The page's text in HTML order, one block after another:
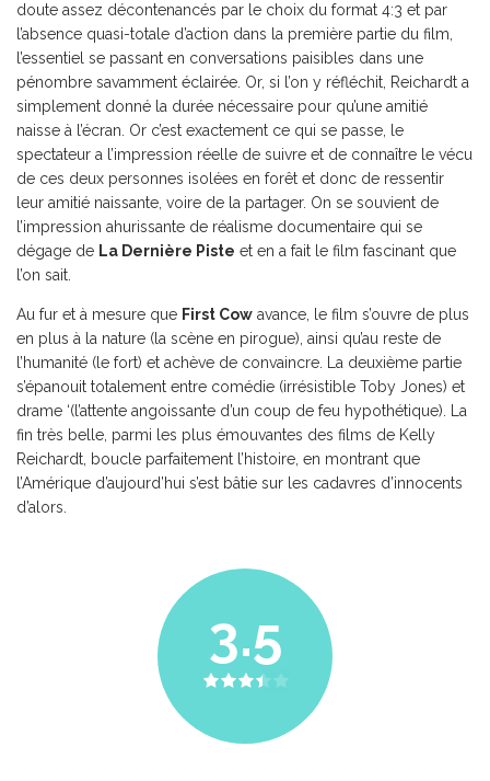
doute assez décontenancés par le choix du format 4:3 et par
l’absence quasi-totale d’action dans la première partie du film,
l’essentiel se passant en conversations paisibles dans une
pénombre savamment éclairée. Or, si l’on y réfléchit, Reichardt a
simplement donné la durée nécessaire pour qu’une amitié
naisse à l’écran. Or c’est exactement ce qui se passe, le
spectateur a l’impression réelle de suivre et de connaître le vécu
de ces deux personnes isolées en forêt et donc de ressentir
leur amitié naissante, voire de la partager. On se souvient de
l’impression ahurissante de réalisme documentaire qui se
dégage de La Dernière Piste et en a fait le film fascinant que
l’on sait.
Au fur et à mesure que First Cow avance, le film s’ouvre de plus
en plus à la nature (la scène en pirogue), ainsi qu’au reste de
l’humanité (le fort) et achève de convaincre. La deuxième partie
s’épanouit totalement entre comédie (irrésistible Toby Jones) et
drame ‘(l’attente angoissante d’un coup de feu hypothétique). La
fin très belle, parmi les plus émouvantes des films de Kelly
Reichardt, boucle parfaitement l’histoire, en montrant que
l’Amérique d’aujourd’hui s’est bâtie sur les cadavres d’innocents
d’alors.
3.5